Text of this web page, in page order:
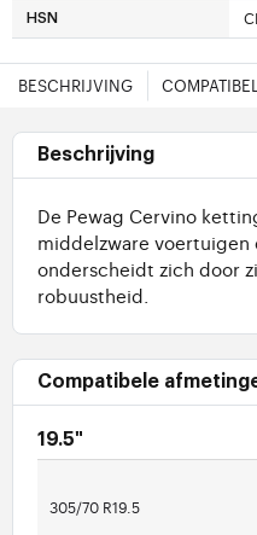
HSN
BESCHRIJVING
Beschrijving
De Pewag Cervino
middelzware voertuigen
onderscheidt zich door
robuustheid.
Compatibele
19.5"
305/70 R19.5